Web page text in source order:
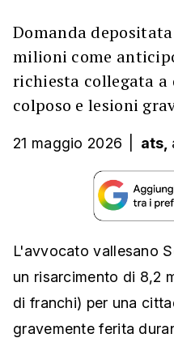
Domanda
milioni come
richiesta collegata a
colposo e lesioni
21 maggio 2026 ats,
L'avvocato vallesano
un risarcimento di 8,2
di franchi) per una
gravemente ferita